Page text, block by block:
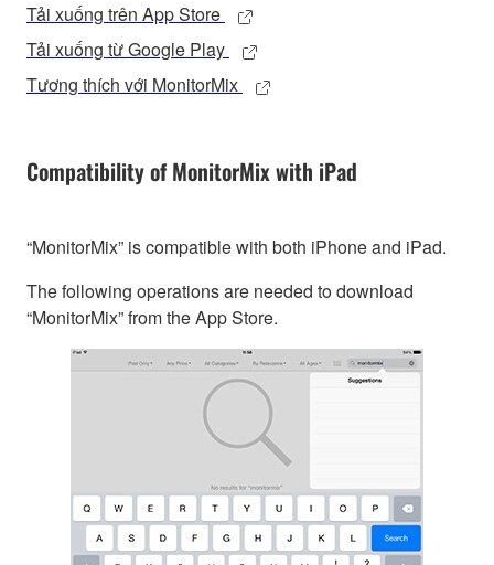
Tải xuống trên App Store
Tải xuống từ Google Play
Tương thích với MonitorMix
Compatibility of MonitorMix with iPad
“MonitorMix” is compatible with both iPhone and iPad.
The following operations are needed to download
“MonitorMix” from the App Store.